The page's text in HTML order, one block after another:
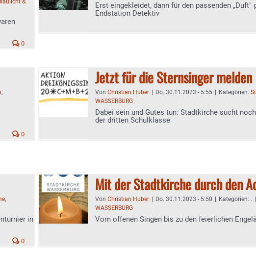
&
0
Erst eingekleidet, dann für den passenden „Duft"
Endstation Detektiv
,
0
Jetzt für die Sternsinger melden
Von Christian Huber Do. 30.11.2023 - 5:55 Kategorien:
WASSERBURG
Dabei sein und Gutes tun: Stadtkirche sucht
der dritten Schulklasse
,
in
0
Mit der Stadtkirche durch den
Von Christian Huber Do. 30.11.2023 - 5:50 Kategorien: .
WASSERBURG
Vom offenen Singen bis zu den feierlichen